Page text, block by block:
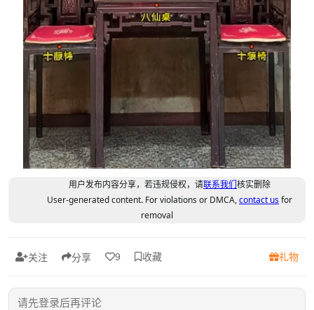
用户发布内容分享，若违规侵权，请联系我们核实删除
User-generated content. For violations or DMCA,contact usfor
removal
关注 分享 9 收藏 礼物